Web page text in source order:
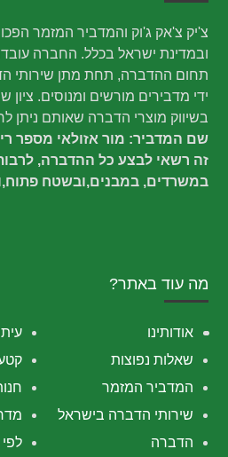
צ'יק צ'אק ג'וק והמדביר המזמר
תחום ההדברה, תחת מתן שירותי
ידי מדבירים מורשים ומנוסים.
בשיווק מוצרי הדברה שאותם ניתן
זה רשאי לבצע כל ההדברה,
במשרדים, במבנים,ובשטח
מה עוד באתר?
אודותינו
שאלות נפוצות
המדביר המזמר
שירותי הדברה בישראל
הדברה